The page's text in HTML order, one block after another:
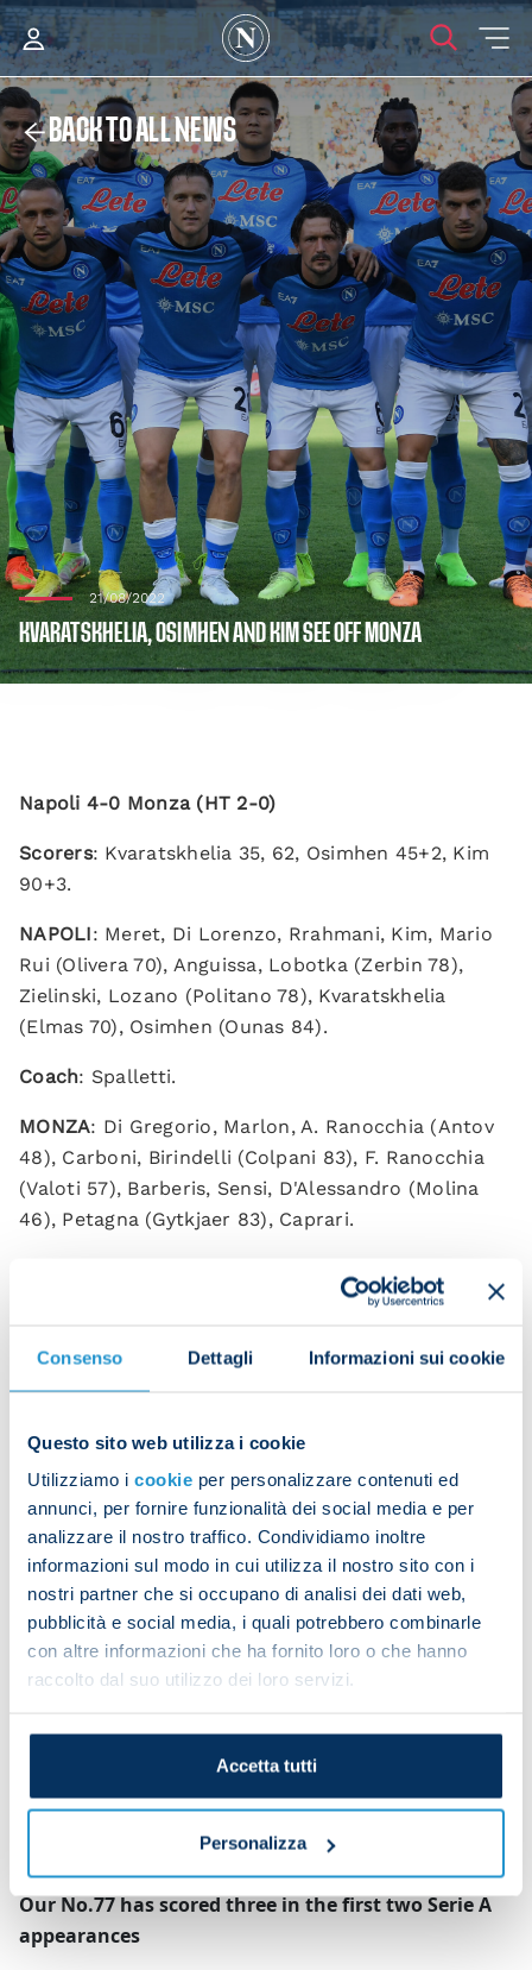
Consenso Dettagli Informazioni sui cookie
Questo sito web utilizza i cookie
Utilizziamo i cookie per personalizzare contenuti ed
annunci, per fornire funzionalità dei social media e per
analizzare il nostro traffico. Condividiamo inoltre
informazioni sul modo in cui utilizza il nostro sito con i
nostri partner che si occupano di analisi dei dati web,
pubblicità e social media, i quali potrebbero combinarle
con altre informazioni che ha fornito loro o che hanno
raccolto dal suo utilizzo dei loro servizi.
Accetta tutti
Personalizza
BACK TO ALL NEWS
21/08/2022
KVARATSKHELIA, OSIMHEN AND KIM SEE OFF MONZA
Napoli 4-0 Monza (HT 2-0)
Scorers: Kvaratskhelia 35, 62, Osimhen 45+2, Kim
90+3.
NAPOLI: Meret, Di Lorenzo, Rrahmani, Kim, Mario
Rui (Olivera 70), Anguissa, Lobotka (Zerbin 78),
Zielinski, Lozano (Politano 78), Kvaratskhelia
(Elmas 70), Osimhen (Ounas 84).
Coach: Spalletti.
MONZA: Di Gregorio, Marlon, A. Ranocchia (Antov
48), Carboni, Birindelli (Colpani 83), F. Ranocchia
(Valoti 57), Barberis, Sensi, D'Alessandro (Molina
46), Petagna (Gytkjaer 83), Caprari.
Booked: Caprari, Mario Rui.
Kvaratskhelia hits his first of the day into the top
corner
Kvara rejoices
Osimhen fires home to make it 2-0
Our No.77 has scored three in the first two Serie A
appearances